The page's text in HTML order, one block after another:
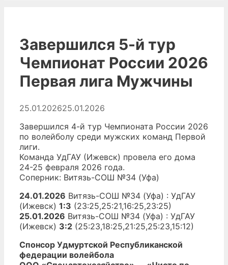
Завершился 5-й тур
Чемпионат России 2026
Первая лига Мужчины
25.01.202625.01.2026
Завершился 4-й тур Чемпионата России 2026
по волейболу среди мужских команд Первой
лиги.
Команда УдГАУ (Ижевск) провела его дома
24-25 февраля 2026 года.
Соперник: Витязь-СОШ №34 (Уфа)
24.01.2026 Витязь-СОШ №34 (Уфа) : УдГАУ
(Ижевск) 1:3 (23:25,25:21,16:25,23:25)
25.01.2026 Витязь-СОШ №34 (Уфа) : УдГАУ
(Ижевск) 3:2 (25:23,18:25,21:25,25:23,15:12)
Спонсор Удмуртской Республиканской
федерации волейбола